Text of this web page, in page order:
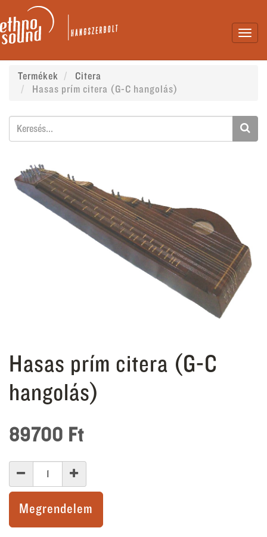
Termékek
Citera
Hasas prím citera (G-C hangolás)
Hasas prím citera (G-C
hangolás)
89700 Ft
Megrendelem